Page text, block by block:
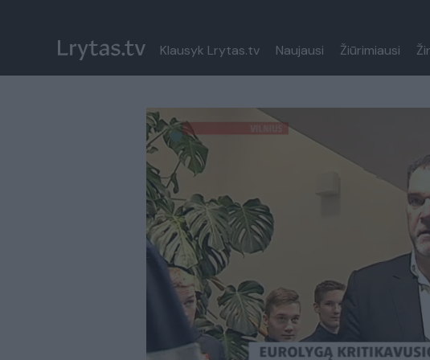
Klausyk Lrytas.tv Naujausi Žiūrimiausi
Paremkite Ukrainą